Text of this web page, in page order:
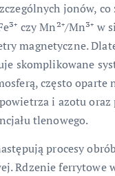
jonów,
czy Mn²⁺/Mn³⁺ w
magnetyczne.
skomplikowane
często oparte
i azotu oraz
tlenowego.
procesy
Rdzenie ferrytowe